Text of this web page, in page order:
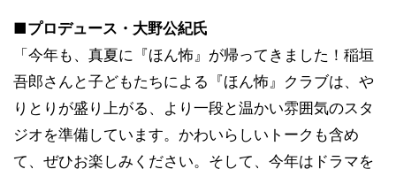
■プロデュース・大野公紀氏
「今年も、真夏に『ほん怖』が帰ってきました！稲垣
吾郎さんと子どもたちによる『ほん怖』クラブは、や
りとりが盛り上がる、より一段と温かい雰囲気のスタ
ジオを準備しています。かわいらしいトークも含め
て、ぜひお楽しみください。そして、今年はドラマを